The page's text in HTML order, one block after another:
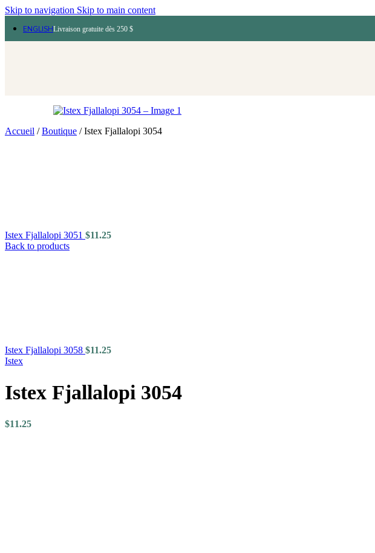
Skip to navigation Skip to main content
ENGLISHLivraison gratuite dès 250 $
Accueil /Boutique /Istex Fjallalopi 3054
Istex Fjallalopi 3051 $11.25
Back to products
Istex Fjallalopi 3058 $11.25
Istex
Istex Fjallalopi 3054
$11.25